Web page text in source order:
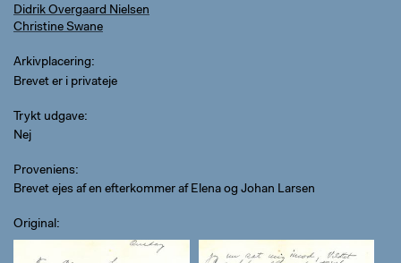
Didrik Overgaard Nielsen
Christine Swane
Arkivplacering
Brevet er i privateje
Trykt udgave
Nej
Proveniens
Brevet ejes af en efterkommer af Elena og Johan Larsen
Original